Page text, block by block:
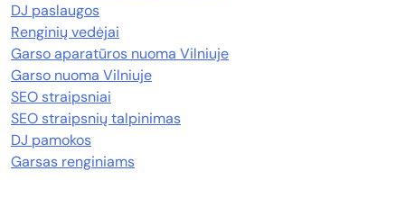
DJ paslaugos
Renginių vedėjai
Garso aparatūros nuoma Vilniuje
Garso nuoma Vilniuje
SEO straipsniai
SEO straipsnių talpinimas
DJ pamokos
Garsas renginiams